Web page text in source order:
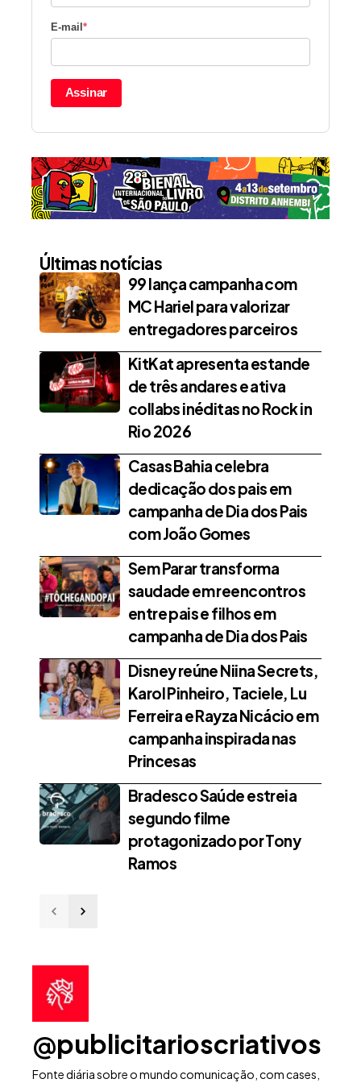
E-mail*
Assinar
Últimas notícias
99 lança campanha com
MC Hariel para valorizar
entregadores parceiros
KitKat apresenta estande
de três andares e ativa
collabs inéditas no Rock in
Rio 2026
Casas Bahia celebra
dedicação dos pais em
campanha de Dia dos Pais
com João Gomes
Sem Parar transforma
saudade em reencontros
entre pais e filhos em
campanha de Dia dos Pais
Disney reúne Niina Secrets,
Karol Pinheiro, Taciele, Lu
Ferreira e Rayza Nicácio em
campanha inspirada nas
Princesas
Bradesco Saúde estreia
segundo filme
protagonizado por Tony
Ramos
@publicitarioscriativos
Fonte diária sobre o mundo comunicação, com cases,